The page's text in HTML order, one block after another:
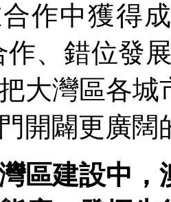
作中獲得
作、錯位發
大灣區各
開闢更廣闊
區建設中